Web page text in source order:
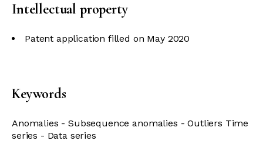
Intellectual property
Patent application filled on May 2020
Keywords
Anomalies - Subsequence anomalies - Outliers Time
series - Data series